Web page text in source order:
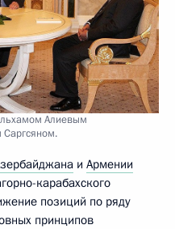
Алиевым
и Армении
карабахского
позиций по ряду
принципов